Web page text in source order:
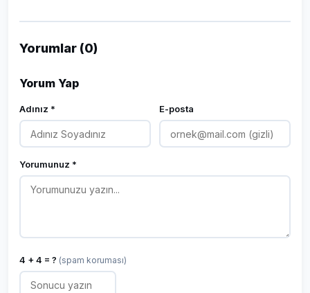
Yorumlar (0)
Yorum Yap
Adınız * E-posta
Yorumunuz *
4 + 4 = ? (spam koruması)